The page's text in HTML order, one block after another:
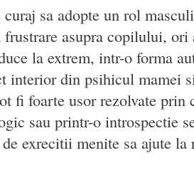
sa adopte un rol
frustrare asupra copilului,
la extrem, intr-o forma
interior din psihicul mamei
fi foarte usor rezolvate prin
sau printr-o introspectie
exrecitii menite sa ajute la